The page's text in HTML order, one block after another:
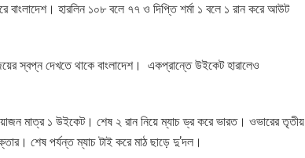
হারলিন ১০৮ বলে ৭৭ ও দিপ্তি শর্মা ১ বলে ১ রান করে আউট
স্বপ্ন দেখতে থাকে বাংলাদেশ। একপ্রান্তে উইকেট হারালেও
মাত্র ১ উইকেট। শেষ ২ রান নিয়ে ম্যাচ ড্র করে ভারত। ওভারের তৃতীয়
শেষ পর্যন্ত ম্যাচ টাই করে মাঠ ছাড়ে দু’দল।